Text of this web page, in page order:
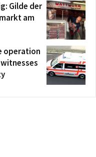
Gilde der
am
operation